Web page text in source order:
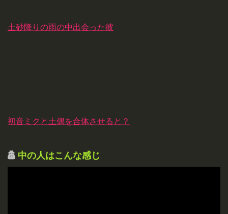
土砂降りの雨の中出会った彼
初音ミクと土偶を合体させると？
中の人はこんな感じ